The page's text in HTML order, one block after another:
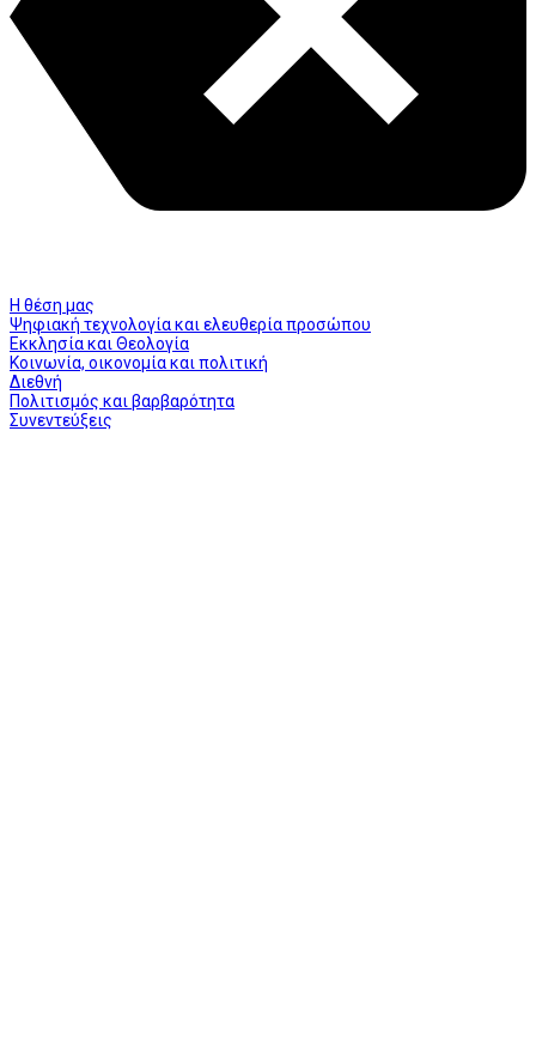
Η θέση μας
Ψηφιακή τεχνολογία και ελευθερία προσώπου
Εκκλησία και Θεολογία
Κοινωνία, οικονομία και πολιτική
Διεθνή
Πολιτισμός και βαρβαρότητα
Συνεντεύξεις